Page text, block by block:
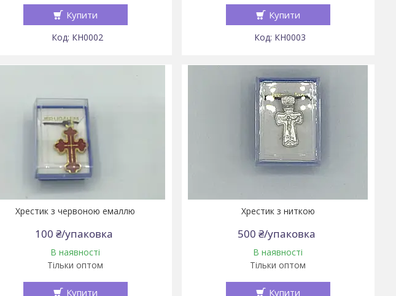
Купити
КН0002
Купити
КН0003
Хрестик з червоною емаллю
100 ₴/упаковка
В наявності
Тільки оптом
Купити
Хрестик з ниткою
500 ₴/упаковка
В наявності
Тільки оптом
Купити